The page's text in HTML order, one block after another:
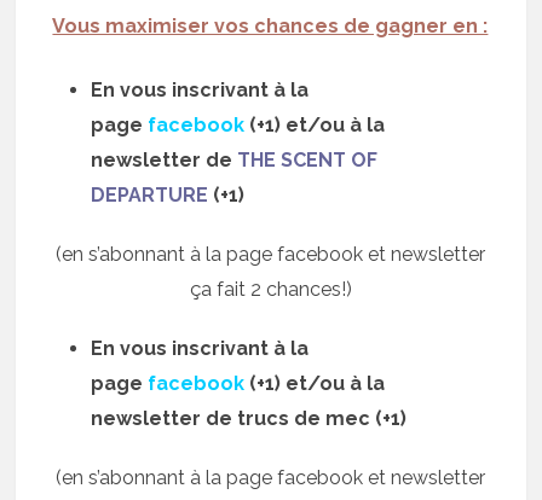
Vous maximiser vos chances de gagner en :
En vous inscrivant à la
page facebook (+1) et/ou à la
newsletter de THE SCENT OF
DEPARTURE (+1)
(en s’abonnant à la page facebook et newsletter
ça fait 2 chances!)
En vous inscrivant à la
page facebook (+1) et/ou à la
newsletter de trucs de mec (+1)
(en s’abonnant à la page facebook et newsletter